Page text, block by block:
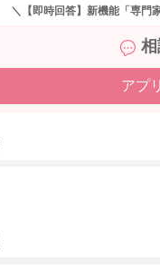
＼【即時回答】新機能「専門
アプ
も